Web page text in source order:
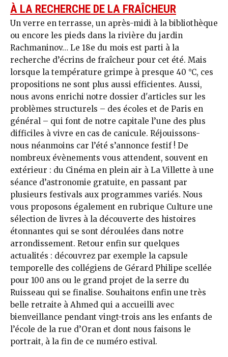
À LA RECHERCHE DE LA FRAÎCHEUR
Un verre en terrasse, un après-midi à la bibliothèque
ou encore les pieds dans la rivière du jardin
Rachmaninov… Le 18e du mois est parti à la
recherche d’écrins de fraîcheur pour cet été. Mais
lorsque la température grimpe à presque 40 °C, ces
propositions ne sont plus aussi efficientes. Aussi,
nous avons enrichi notre dossier d'articles sur les
problèmes structurels – des écoles et de Paris en
général – qui font de notre capitale l’une des plus
difficiles à vivre en cas de canicule. Réjouissons-
nous néanmoins car l’été s’annonce festif ! De
nombreux évènements vous attendent, souvent en
extérieur : du Cinéma en plein air à La Villette à une
séance d’astronomie gratuite, en passant par
plusieurs festivals aux programmes variés. Nous
vous proposons également en rubrique Culture une
sélection de livres à la découverte des histoires
étonnantes qui se sont déroulées dans notre
arrondissement. Retour enfin sur quelques
actualités : découvrez par exemple la capsule
temporelle des collégiens de Gérard Philipe scellée
pour 100 ans ou le grand projet de la serre du
Ruisseau qui se finalise. Souhaitons enfin une très
belle retraite à Ahmed qui a accueilli avec
bienveillance pendant vingt-trois ans les enfants de
l’école de la rue d’Oran et dont nous faisons le
portrait, à la fin de ce numéro estival.